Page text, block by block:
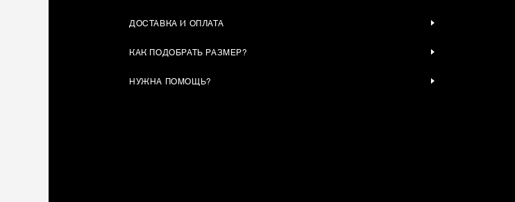
ДОСТАВКА И ОПЛАТА
КАК ПОДОБРАТЬ РАЗМЕР?
НУЖНА ПОМОЩЬ?